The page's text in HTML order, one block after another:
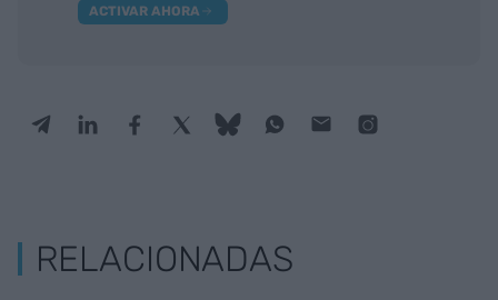
ACTIVAR AHORA
RELACIONADAS